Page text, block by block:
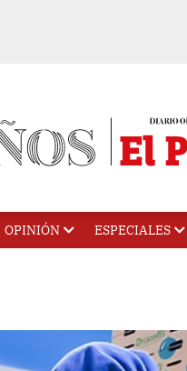
OPINIÓN ESPECIALES